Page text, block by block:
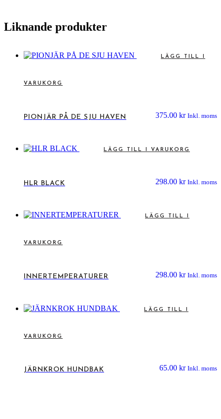
Liknande produkter
LÄGG TILL I
VARUKORG
PIONJÄR PÅ DE SJU HAVEN 375.00 kr Inkl. moms
LÄGG TILL I VARUKORG
HLR BLACK 298.00 kr Inkl. moms
LÄGG TILL I
VARUKORG
INNERTEMPERATURER 298.00 kr Inkl. moms
LÄGG TILL I
VARUKORG
JÄRNKROK HUNDBAK 65.00 kr Inkl. moms